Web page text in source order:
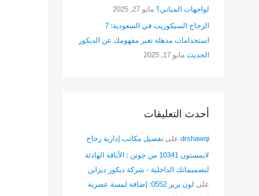
لواجهات المباني؟ مايو 27, 2025
الزجاج السيكوريت في السعودية: 7
استخدامات مذهلة تغير مفهومك عن الديكور
الحديث مايو 17, 2025
أحدث التعليقات
drshawqi على تفصيل مكاتب إدارية زجاج
لايمستون 10341 من جوتن : الأناقة الهادئة
لتصميماتك الداخلية - شركة ديكور ديزاين
على
لون بريز 0552: إضافة لمسة عصرية